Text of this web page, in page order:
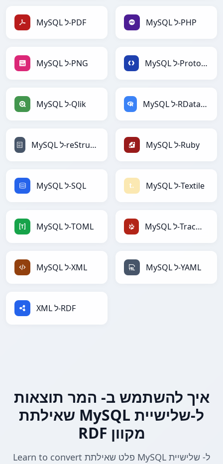
MySQL ל-PDF MySQL ל-PHP
MySQL ל-PNG MySQL ל-Protobuf
MySQL ל-Qlik MySQL ל-RDataFrame
MySQL ל-reStructuredText MySQL ל-Ruby
MySQL ל-SQL MySQL ל-Textile
MySQL ל-TOML MySQL ל-TracWiki
MySQL ל-XML MySQL ל-YAML
XML ל-RDF
איך להשתמש ב- המר תוצאות
שאילתת MySQL ל-שלישיית
RDF מקוון
Learn to convert פלט שאילתת MySQL ל- שלישיית